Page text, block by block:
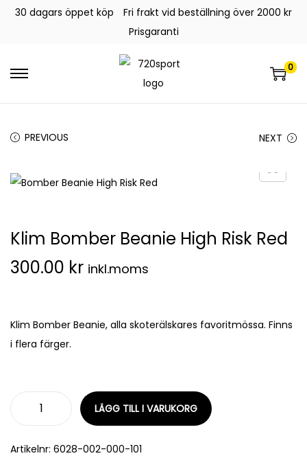
30 dagars öppet köp
Fri frakt vid beställning över 2000 kr
Prisgaranti
0
PREVIOUS NEXT
Klim Bomber Beanie High Risk Red
300.00 kr inkl.moms
Klim Bomber Beanie, alla skoterälskares favoritmössa. Finns
i flera färger.
LÄGG TILL I VARUKORG
Artikelnr: 6028-002-000-101